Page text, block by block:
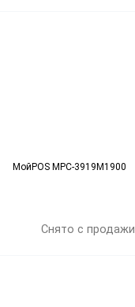
МойPOS MPC-3919M1900
Снято с продажи